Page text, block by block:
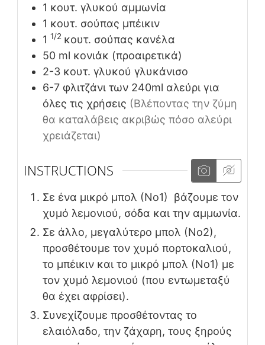
1 κουτ. γλυκού αμμωνία
1 κουτ. σούπας μπέικιν
1 1/2 κουτ. σούπας κανέλα
50 ml κονιάκ (προαιρετικά)
2-3 κουτ. γλυκού γλυκάνισο
6-7 φλιτζάνι των 240ml αλεύρι για
όλες τις χρήσεις (Βλέποντας την ζύμη
θα καταλάβεις ακριβώς πόσο αλεύρι
χρειάζεται)
INSTRUCTIONS
Σε ένα μικρό μπολ (Νο1) βάζουμε τον
χυμό λεμονιού, σόδα και την αμμωνία.
Σε άλλο, μεγαλύτερο μπολ (Νο2),
προσθέτουμε τον χυμό πορτοκαλιού,
το μπέικιν και το μικρό μπολ (Νο1) με
τον χυμό λεμονιού (που εντωμεταξύ
θα έχει αφρίσει).
Συνεχίζουμε προσθέτοντας το
ελαιόλαδο, την ζάχαρη, τους ξηρούς